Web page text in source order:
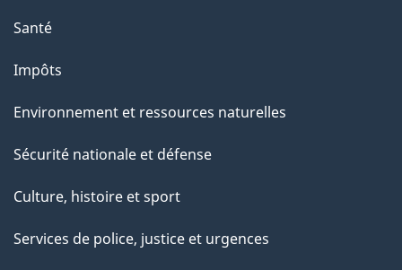
s
u
c
e
t
e
Santé
Impôts
Environnement et ressources naturelles
Sécurité nationale et défense
Culture, histoire et sport
Services de police, justice et urgences